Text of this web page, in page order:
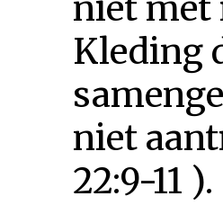
Kleding
niet
22:9-11